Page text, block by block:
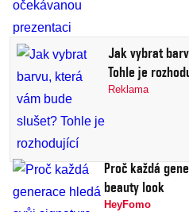
Jak vybrat
Tohle je
Reklama
Proč každá
beauty look
HeyFomo